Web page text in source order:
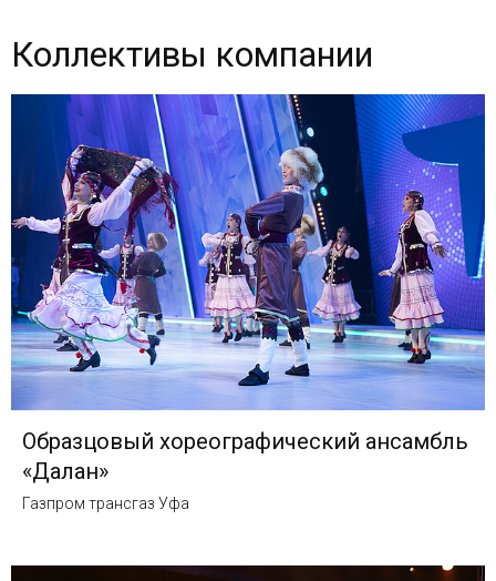
Коллективы компании
Образцовый хореографический ансамбль
«Далан»
Газпром трансгаз Уфа